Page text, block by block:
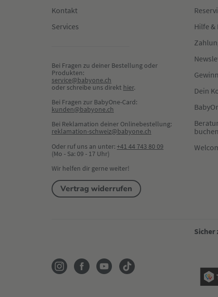
Kontakt
Services
Bei Fragen zu deiner Bestellung oder
Produkten:
service@babyone.ch
oder schreibe uns direkt hier.
Bei Fragen zur BabyOne-Card:
kunden@babyone.ch
Bei Reklamation deiner Onlinebestellung:
reklamation-schweiz@babyone.ch
Oder ruf uns an unter:+41 44 743 80 09
(Mo - Sa: 09 - 17 Uhr)
Wir helfen dir gerne weiter!
Vertrag widerrufen
Hilfe &
Dein
buchen
Sicher